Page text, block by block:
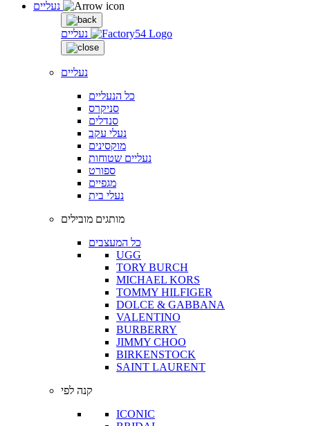
נעליים
נעליים
כל הנעליים
סניקרס
סנדלים
נעלי עקב
מוקסינים
נעליים שטוחות
ספורט
מגפיים
נעלי בית
מותגים מובילים
כל המעצבים
UGG
TORY BURCH
MICHAEL KORS
TOMMY HILFIGER
DOLCE & GABBANA
VALENTINO
BURBERRY
JIMMY CHOO
BIRKENSTOCK
SAINT LAURENT
קנה לפי
ICONIC